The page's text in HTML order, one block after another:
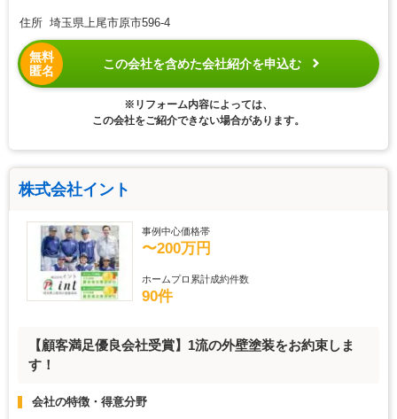
住所 埼玉県上尾市原市596-4
無料
匿名
この会社を含めた会社紹介を申込む
※リフォーム内容によっては、
この会社をご紹介できない場合があります。
株式会社イント
事例中心価格帯
〜200万円
ホームプロ累計成約件数
90件
【顧客満足優良会社受賞】1流の外壁塗装をお約束しま
す！
会社の特徴・得意分野